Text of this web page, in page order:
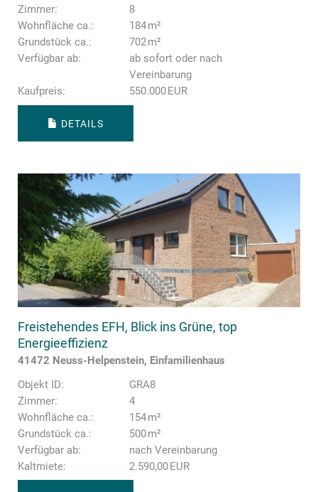
Zimmer:
8
Wohnfläche ca.:
184 m²
Grund­stück ca.:
702 m²
Verfügbar ab:
ab sofort oder nach
Vereinbarung
Kaufpreis:
550.000 EUR
DETAILS
Freistehendes EFH, Blick ins Grüne, top
Energieeffizienz
41472 Neuss-Helpenstein, Einfamilienhaus
Objekt ID:
GRA8
Zimmer:
4
Wohnfläche ca.:
154 m²
Grund­stück ca.:
500 m²
Verfügbar ab:
nach Vereinbarung
Kaltmiete:
2.590,00 EUR